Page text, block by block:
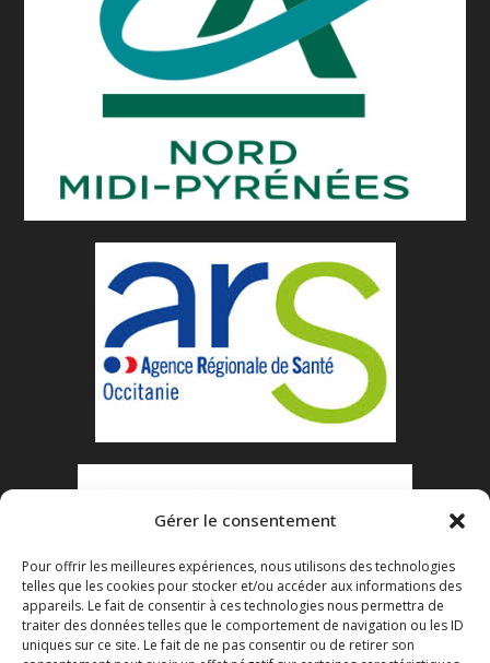
Gérer le consentement
Pour offrir les meilleures expériences, nous utilisons des technologies
telles que les cookies pour stocker et/ou accéder aux informations des
appareils. Le fait de consentir à ces technologies nous permettra de
traiter des données telles que le comportement de navigation ou les ID
uniques sur ce site. Le fait de ne pas consentir ou de retirer son